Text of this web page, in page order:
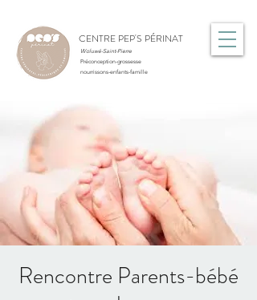
CENTRE PEP'S PÉRINAT
Woluwé-Saint-Pierre
Préconception-grossesse
nourrissons-enfants-famille
Rencontre Parents-bébé